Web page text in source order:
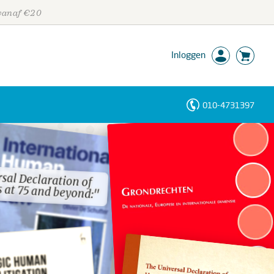
€20
Inloggen
010-4731397
Declaration of
75 and beyond:"
Declaration of
75 and beyond:"
Personen
Trefwoorden